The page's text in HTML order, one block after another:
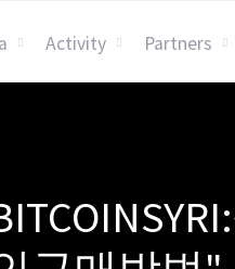
Activity Partners